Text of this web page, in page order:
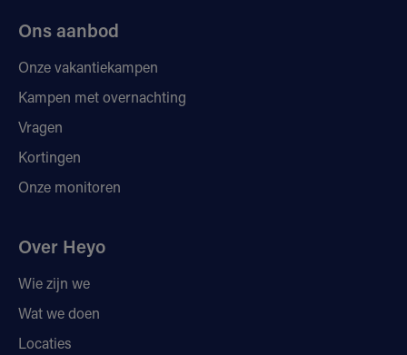
Ons aanbod
Onze vakantiekampen
Kampen met overnachting
Vragen
Kortingen
Onze monitoren
Over Heyo
Wie zijn we
Wat we doen
Locaties